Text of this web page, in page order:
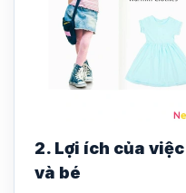
2. Lợi ích của
và bé